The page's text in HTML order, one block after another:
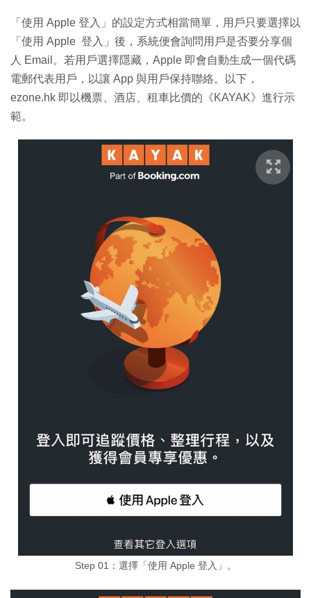
「使用 Apple 登入」的設定方式相當簡單，用戶只要選擇以
「使用 Apple 登入」後，系統便會詢問用戶是否要分享個
人 Email。若用戶選擇隱藏，Apple 即會自動生成一個代碼
電郵代表用戶，以讓 App 與用戶保持聯絡。以下，
ezone.hk 即以機票、酒店、租車比價的《KAYAK》進行示
範。
Step 01：選擇「使用 Apple 登入」。